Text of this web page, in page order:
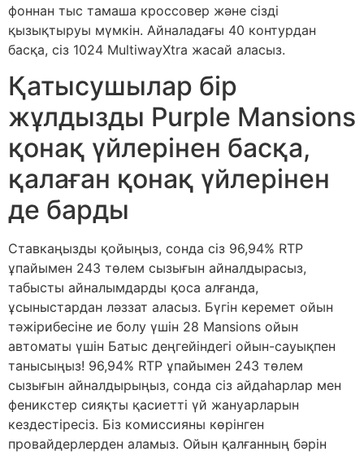
фоннан тыс тамаша кроссовер және сізді
қызықтыруы мүмкін. Айналадағы 40 контурдан
басқа, сіз 1024 MultiwayXtra жасай аласыз.
Қатысушылар бір
жұлдызды Purple Mansions
қонақ үйлерінен басқа,
қалаған қонақ үйлерінен
де барды
Ставкаңызды қойыңыз, сонда сіз 96,94% RTP
ұпайымен 243 төлем сызығын айналдырасыз,
табысты айналымдарды қоса алғанда,
ұсыныстардан ләззат аласыз. Бүгін керемет ойын
тәжірибесіне ие болу үшін 28 Mansions ойын
автоматы үшін Батыс деңгейіндегі ойын-сауықпен
танысыңыз! 96,94% RTP ұпайымен 243 төлем
сызығын айналдырыңыз, сонда сіз айдаһарлар мен
феникстер сияқты қасиетті үй жануарларын
кездестіресіз. Біз комиссияны көрінген
провайдерлерден аламыз. Ойын қалғанның бәрін